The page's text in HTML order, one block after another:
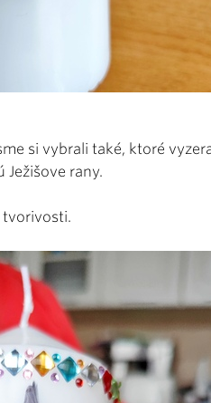
si vybrali také, ktoré
Ježišove rany.
tvorivosti.